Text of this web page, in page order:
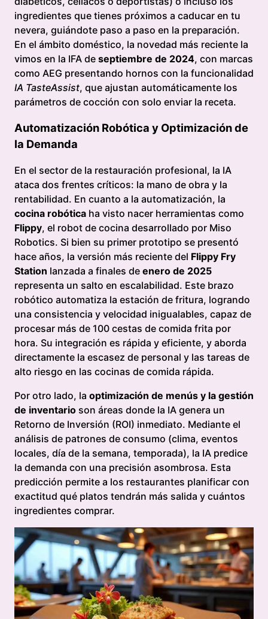
ingredientes que tienes próximos a caducar en tu
nevera, guiándote paso a paso en la preparación.
En el ámbito doméstico, la novedad más reciente la
vimos en la IFA de septiembre de 2024, con marcas
como AEG presentando hornos con la funcionalidad
IA TasteAssist, que ajustan automáticamente los
parámetros de cocción con solo enviar la receta.
Automatización Robótica y Optimización de
la Demanda
En el sector de la restauración profesional, la IA
ataca dos frentes críticos: la mano de obra y la
rentabilidad. En cuanto a la automatización, la
cocina robótica ha visto nacer herramientas como
Flippy, el robot de cocina desarrollado por Miso
Robotics. Si bien su primer prototipo se presentó
hace años, la versión más reciente del Flippy Fry
Station lanzada a finales de enero de 2025
representa un salto en escalabilidad. Este brazo
robótico automatiza la estación de fritura, logrando
una consistencia y velocidad inigualables, capaz de
procesar más de 100 cestas de comida frita por
hora. Su integración es rápida y eficiente, y aborda
directamente la escasez de personal y las tareas de
alto riesgo en las cocinas de comida rápida.
Por otro lado, la optimización de menús y la gestión
de inventario son áreas donde la IA genera un
Retorno de Inversión (ROI) inmediato. Mediante el
análisis de patrones de consumo (clima, eventos
locales, día de la semana, temporada), la IA predice
la demanda con una precisión asombrosa. Esta
predicción permite a los restaurantes planificar con
exactitud qué platos tendrán más salida y cuántos
ingredientes comprar.